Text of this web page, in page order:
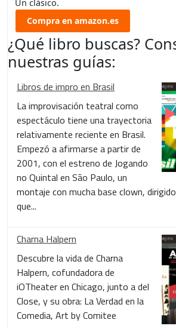
Un clásico.
Compra en amazon.es
¿Qué libro buscas?
nuestras guías:
Libros de impro en Brasil
La improvisación teatral como
espectáculo tiene una trayectoria
relativamente reciente en Brasil.
Empezó a afirmarse a partir de
2001, con el estreno de Jogando
no Quintal en São Paulo, un
montaje con mucha base clown,
que...
Charna Halpern
Descubre la vida de Charna
Halpern, cofundadora de
iOTheater en Chicago, junto a del
Close, y su obra: La Verdad en la
Comedia, Art by Comitee